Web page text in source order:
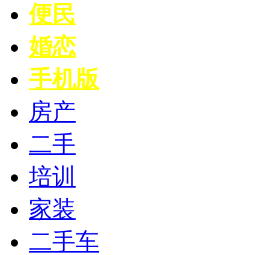
便民
婚恋
手机版
房产
二手
培训
家装
二手车